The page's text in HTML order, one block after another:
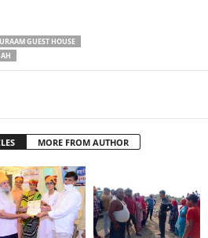
GUEST HOUSE
MORE FROM AUTHOR